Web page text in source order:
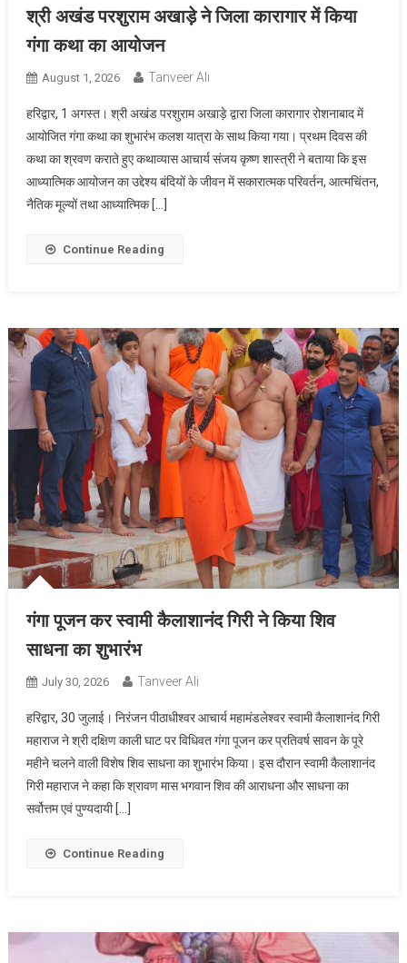
श्री अखंड परशुराम अखाड़े ने जिला कारागार में किया
गंगा कथा का आयोजन
August 1, 2026 Tanveer Ali
हरिद्वार, 1 अगस्त। श्री अखंड परशुराम अखाड़े द्वारा जिला कारागार रोशनाबाद में
आयोजित गंगा कथा का शुभारंभ कलश यात्रा के साथ किया गया। प्रथम दिवस की
कथा का श्रवण कराते हुए कथाव्यास आचार्य संजय कृष्ण शास्त्री ने बताया कि इस
आध्यात्मिक आयोजन का उद्देश्य बंदियों के जीवन में सकारात्मक परिवर्तन, आत्मचिंतन,
नैतिक मूल्यों तथा आध्यात्मिक […]
Continue Reading
गंगा पूजन कर स्वामी कैलाशानंद गिरी ने किया शिव
साधना का शुभारंभ
July 30, 2026 Tanveer Ali
हरिद्वार, 30 जुलाई। निरंजन पीठाधीश्वर आचार्य महामंडलेश्वर स्वामी कैलाशानंद गिरी
महाराज ने श्री दक्षिण काली घाट पर विधिवत गंगा पूजन कर प्रतिवर्ष सावन के पूरे
महीने चलने वाली विशेष शिव साधना का शुभारंभ किया। इस दौरान स्वामी कैलाशानंद
गिरी महाराज ने कहा कि श्रावण मास भगवान शिव की आराधना और साधना का
सर्वोत्तम एवं पुण्यदायी […]
Continue Reading